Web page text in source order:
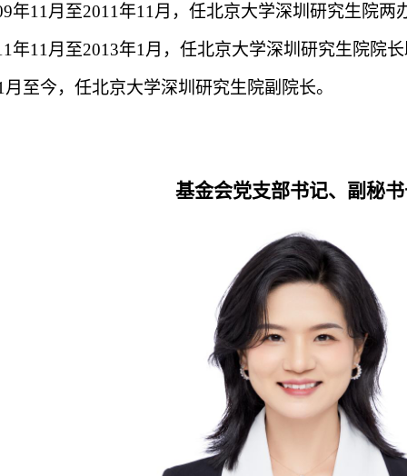
年11月至2011年11月，任北京大学深圳研究生院两
年11月至2013年1月，任北京大学深圳研究生院院
月至今，任北京大学深圳研究生院副院长。
基金会党支部书记、副秘